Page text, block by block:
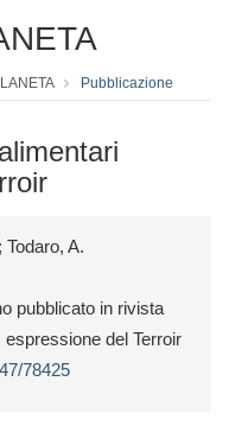
Pubblicazione
A.
pubblicato in rivista
del Terroir
78425